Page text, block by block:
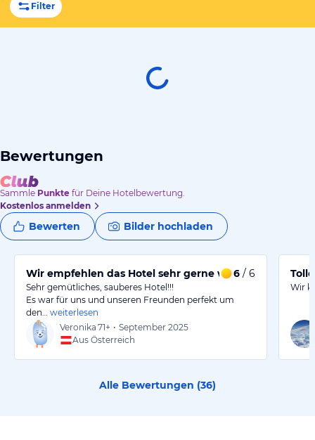
Filter
Bewertungen
Sammle Punkte für Deine Hotelbewertung.
Kostenlos anmelden
Bewerten Bilder hochladen
Wir empfehlen das Hotel sehr gerne weiter! !!!!!!!
6 / 6
Sehr gemütliches, sauberes Hotel!!!
Es war für uns und unseren Freunden perfekt um
den…
weiterlesen
Veronika 71+ • September 2025
Aus Österreich
Wir
Alle Bewertungen (36)